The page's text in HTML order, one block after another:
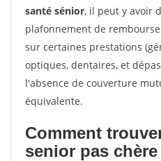
santé sénior, il peut y avoir
plafonnement de
sur certaines prestations
optiques, dentaires, et
l'absence de couverture
équivalente.
Comment
senior pas chère